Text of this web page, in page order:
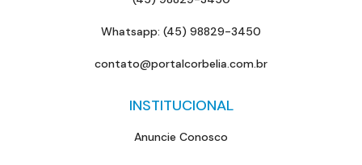
Whatsapp: (45) 98829-3450
contato@portalcorbelia.com.br
INSTITUCIONAL
Anuncie Conosco